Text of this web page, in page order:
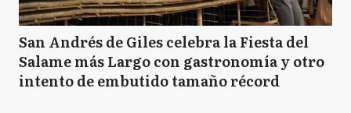
San Andrés de Giles celebra la Fiesta del
Salame más Largo con gastronomía y otro
intento de embutido tamaño récord